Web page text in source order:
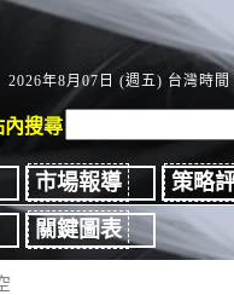
2026年8月07日 (週五) 台灣時間
內搜尋
市場報導
策略
關鍵圖表